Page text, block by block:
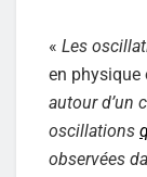
« Les
en physique
autour d’un
oscillations
observées